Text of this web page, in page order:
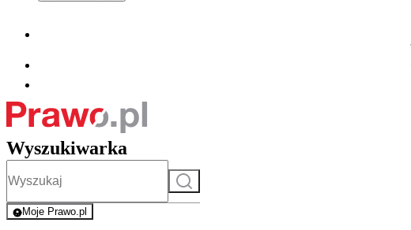
Wyszukiwarka
Szukaj
Moje Prawo.pl
- rejestracja i logowanie do serwisu